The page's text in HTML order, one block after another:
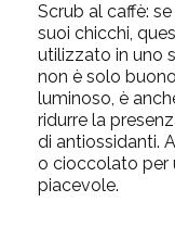
Scrub al caffè:
suoi chicchi,
utilizzato in uno
non è solo
luminoso, è
ridurre la
di antiossidanti.
o cioccolato per
piacevole.